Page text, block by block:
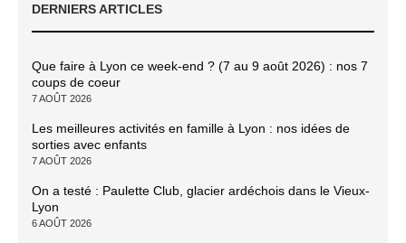
DERNIERS ARTICLES
Que faire à Lyon ce week-end ? (7 au 9 août 2026) : nos 7
coups de coeur
7 AOÛT 2026
Les meilleures activités en famille à Lyon : nos idées de
sorties avec enfants
7 AOÛT 2026
On a testé : Paulette Club, glacier ardéchois dans le Vieux-
Lyon
6 AOÛT 2026